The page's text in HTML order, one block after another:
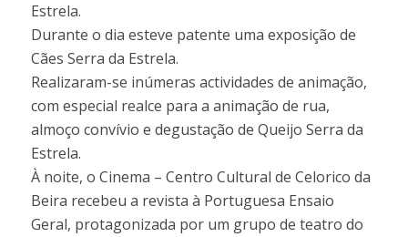
Estrela.
Durante o dia esteve patente uma exposição de
Cães Serra da Estrela.
Realizaram-se inúmeras actividades de animação,
com especial realce para a animação de rua,
almoço convívio e degustação de Queijo Serra da
Estrela.
À noite, o Cinema – Centro Cultural de Celorico da
Beira recebeu a revista à Portuguesa Ensaio
Geral, protagonizada por um grupo de teatro do